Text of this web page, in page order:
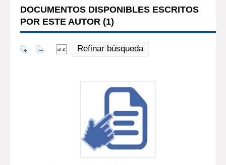
DOCUMENTOS DISPONIBLES ESCRITOS
POR ESTE AUTOR (1)
Refinar búsqueda